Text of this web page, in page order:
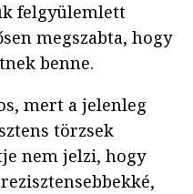
felgyülemlett
megszabta, hogy
benne.
mert a jelenleg
törzsek
nem jelzi, hogy